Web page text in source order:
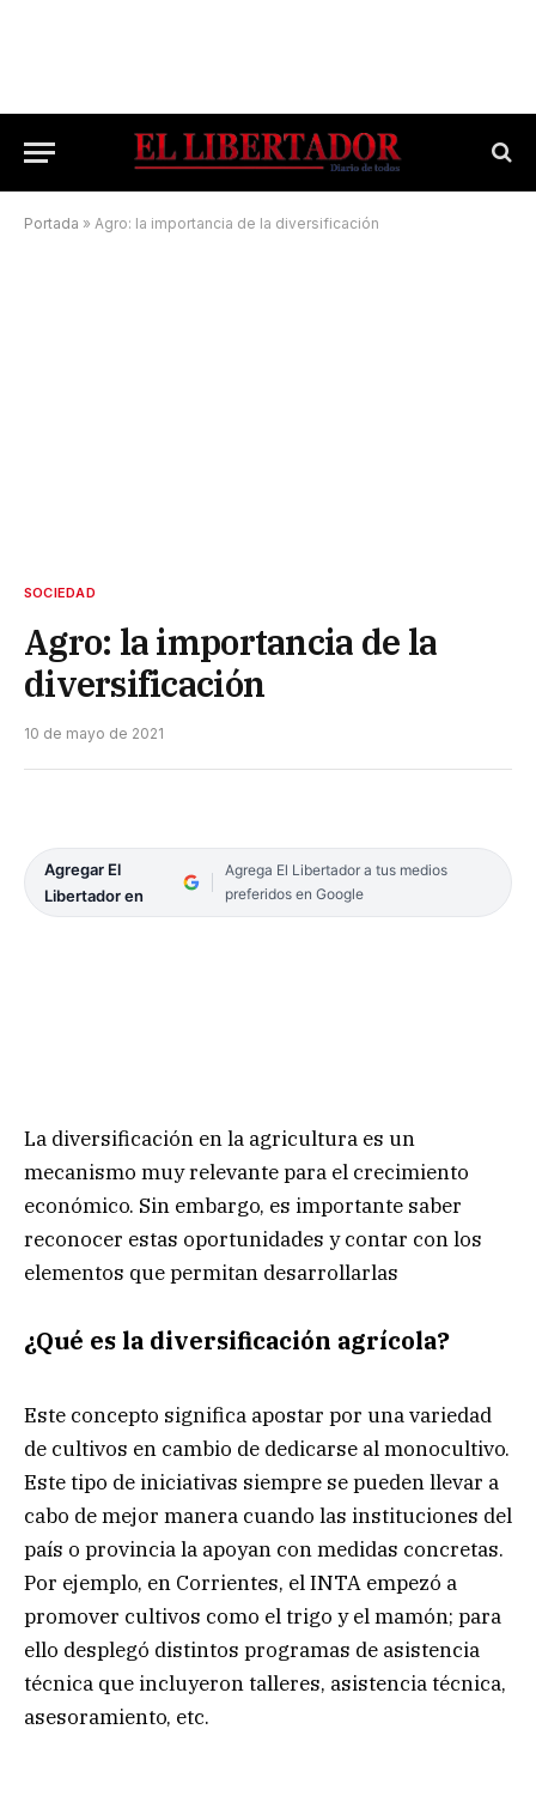
Portada » Agro: la importancia de la diversificación
SOCIEDAD
Agro: la importancia de la
diversificación
10 de mayo de 2021
Agregar El
Libertador en
Agrega El Libertador a tus medios
preferidos en Google
La diversificación en la agricultura es un
mecanismo muy relevante para el crecimiento
económico. Sin embargo, es importante saber
reconocer estas oportunidades y contar con los
elementos que permitan desarrollarlas
¿Qué es la diversificación agrícola?
Este concepto significa apostar por una variedad
de cultivos en cambio de dedicarse al monocultivo.
Este tipo de iniciativas siempre se pueden llevar a
cabo de mejor manera cuando las instituciones del
país o provincia la apoyan con medidas concretas.
Por ejemplo, en Corrientes, el INTA empezó a
promover cultivos como el trigo y el mamón; para
ello desplegó distintos programas de asistencia
técnica que incluyeron talleres, asistencia técnica,
asesoramiento, etc.